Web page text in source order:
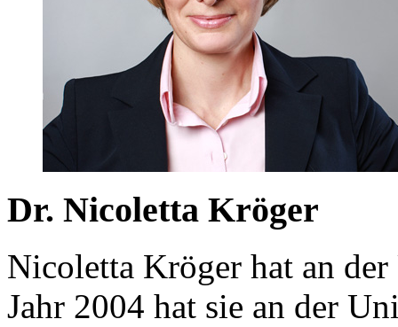
Dr. Nicoletta Kröger
Nicoletta Kröger hat an
Jahr 2004 hat sie an der